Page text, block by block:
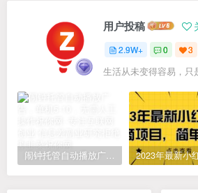
用户投稿
2.9W+ 0 3
生活从未变得容易，只
闹钟托管自动播放广告，单机5-10，无需人工操作